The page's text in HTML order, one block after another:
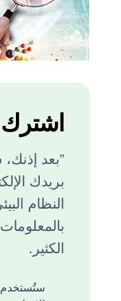
اشترك
”بعد
بريدك
النظام
الكثير.
ستُستخدم